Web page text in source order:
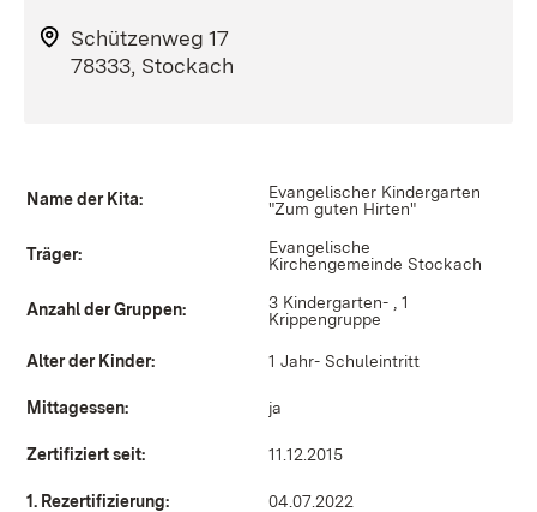
Schützenweg 17
78333, Stockach
Name der Kita:
Evangelischer Kindergarten
"Zum guten Hirten"
Träger:
Evangelische
Kirchengemeinde Stockach
Anzahl der Gruppen:
3 Kindergarten- , 1
Krippengruppe
Alter der Kinder: 1 Jahr- Schuleintritt
Mittagessen: ja
Zertifiziert seit: 11.12.2015
1. Rezertifizierung: 04.07.2022